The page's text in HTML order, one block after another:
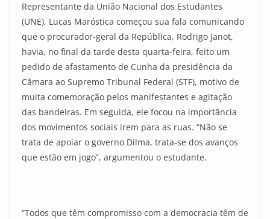
Representante da União Nacional dos Estudantes
(UNE), Lucas Maróstica começou sua fala comunicando
que o procurador-geral da República, Rodrigo Janot,
havia, no final da tarde desta quarta-feira, feito um
pedido de afastamento de Cunha da presidência da
Câmara ao Supremo Tribunal Federal (STF), motivo de
muita comemoração pelos manifestantes e agitação
das bandeiras. Em seguida, ele focou na importância
dos movimentos sociais irem para as ruas. “Não se
trata de apoiar o governo Dilma, trata-se dos avanços
que estão em jogo”, argumentou o estudante.
“Todos que têm compromisso com a democracia têm de